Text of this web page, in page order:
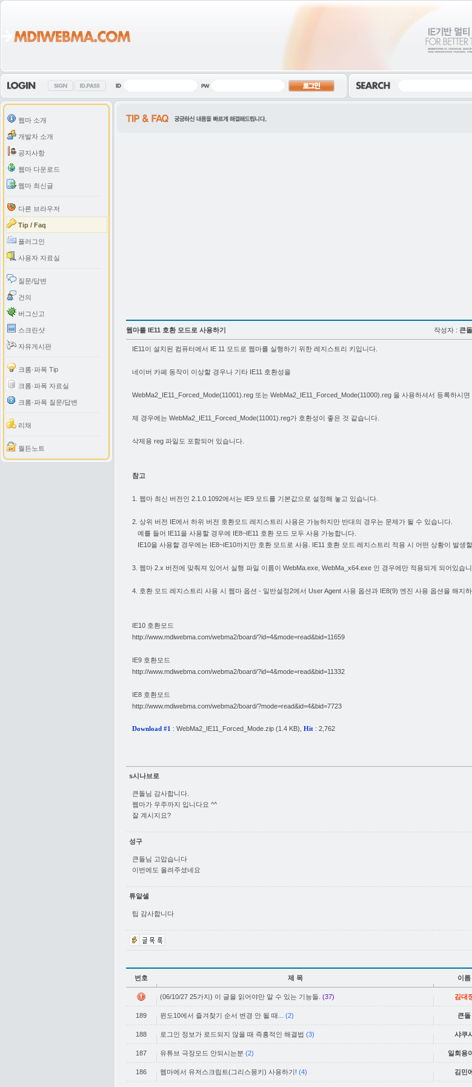
웹마 소개
개발자 소개
공지사항
웹마 다운로드
웹마 최신글
다른 브라우저
Tip / Faq
플러그인
사용자 자료실
질문/답변
건의
버그신고
스크린샷
자유게시판
크롬·파폭 Tip
크롬·파폭 자료실
크롬·파폭 질문/답변
리채
월든노트
웹마를 IE11 호환 모드로 사용하기 작성자 : 큰돌
IE11이 설치된 컴퓨터에서 IE 11 모드로 웹마를 실행하기 위한 레지스트리 키입니다.
네이버 카페 동작이 이상할 경우나 기타 IE11 호환성을
WebMa2_IE11_Forced_Mode(11001).reg 또는 WebMa2_IE11_Forced_Mode(11000).reg 을 사용하셔서 등록하시면
제 경우에는 WebMa2_IE11_Forced_Mode(11001).reg가 호환성이 좋은 것 같습니다.
삭제용 reg 파일도 포함되어 있습니다.
참고
1. 웹마 최신 버전인 2.1.0.1092에서는 IE9 모드를 기본값으로 설정해 놓고 있습니다.
2. 상위 버전 IE에서 하위 버전 호환모드 레지스트리 사용은 가능하지만 반대의 경우는 문제가 될 수 있습니다.
예를 들어 IE11을 사용할 경우에 IE8~IE11 호환 모드 모두 사용 가능합니다.
IE10을 사용할 경우에는 IE8~IE10까지만 호환 모드로 사용. IE11 호환 모드 레지스트리 적용 시 어떤 상황이 발생할
3. 웹마 2.x 버전에 맞춰져 있어서 실행 파일 이름이 WebMa.exe, WebMa_x64.exe 인 경우에만 적용되게 되어있습니
4. 호환 모드 레지스트리 사용 시 웹마 옵션 - 일반설정2에서 User Agent 사용 옵션과 IE8(9) 엔진 사용 옵션을 해지
IE10 호환모드
http://www.mdiwebma.com/webma2/board/?id=4&mode=read&bid=11659
IE9 호환모드
http://www.mdiwebma.com/webma2/board/?id=4&mode=read&bid=11332
IE8 호환모드
http://www.mdiwebma.com/webma2/board/?mode=read&id=4&bid=7723
Download #1 : WebMa2_IE11_Forced_Mode.zip (1.4 KB), Hit : 2,762
s시나브로
큰돌님 감사합니다.
웹마가 우주까지 입니다요 ^^
잘 계시지요?
성구
큰돌님 고맙습니다
이번에도 올려주셨네요
튜알셀
팁 감사합니다
번호 제 목 이름
(06/10/27 25가지) 이 글을 읽어야만 알 수 있는 기능들. (37) 김대
189 윈도10에서 즐겨찾기 순서 변경 안 될 때... (2) 큰돌
188 로그인 정보가 로드되지 않을 때 즉흥적인 해결법 (3) 샤쿠
187 유튜브 극장모드 안되시는분 (2) 일회용
186 웹마에서 유저스크립트(그리스몽키) 사용하기! (4) 김민